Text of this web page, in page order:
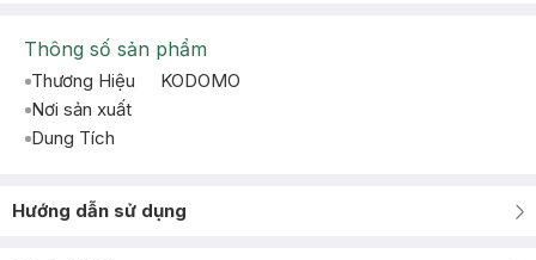
Thông số sản phẩm
Thương Hiệu
KODOMO
Nơi sản xuất
Dung Tích
Hướng dẫn sử dụng